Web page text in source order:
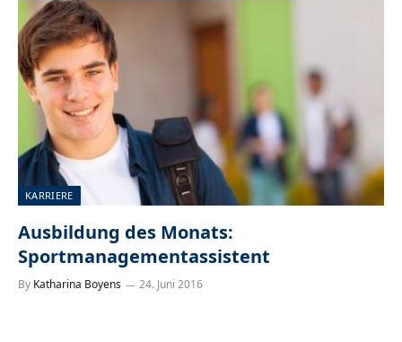
KARRIERE
Ausbildung des Monats:
Sportmanagementassistent
By Katharina Boyens 24. Juni 2016